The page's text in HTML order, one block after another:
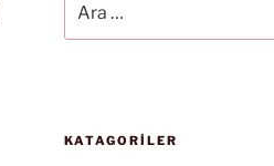
KATAGORİLER